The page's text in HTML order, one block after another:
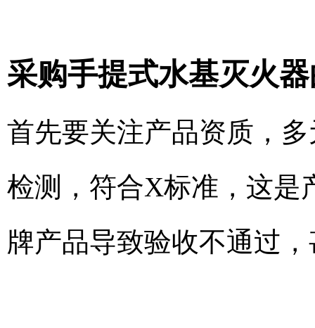
采购手提式水基灭火
首先要关注产品资质，
检测，符合X标准，这是
牌产品导致验收不通过